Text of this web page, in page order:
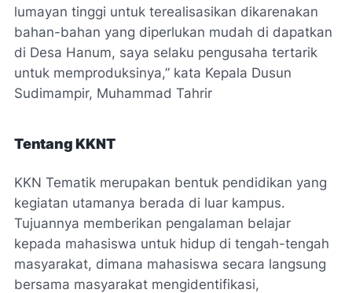
lumayan tinggi untuk terealisasikan dikarenakan
bahan-bahan yang diperlukan mudah di dapatkan
di Desa Hanum, saya selaku pengusaha tertarik
untuk memproduksinya,” kata Kepala Dusun
Sudimampir, Muhammad Tahrir
Tentang KKNT
KKN Tematik merupakan bentuk pendidikan yang
kegiatan utamanya berada di luar kampus.
Tujuannya memberikan pengalaman belajar
kepada mahasiswa untuk hidup di tengah-tengah
masyarakat, dimana mahasiswa secara langsung
bersama masyarakat mengidentifikasi,